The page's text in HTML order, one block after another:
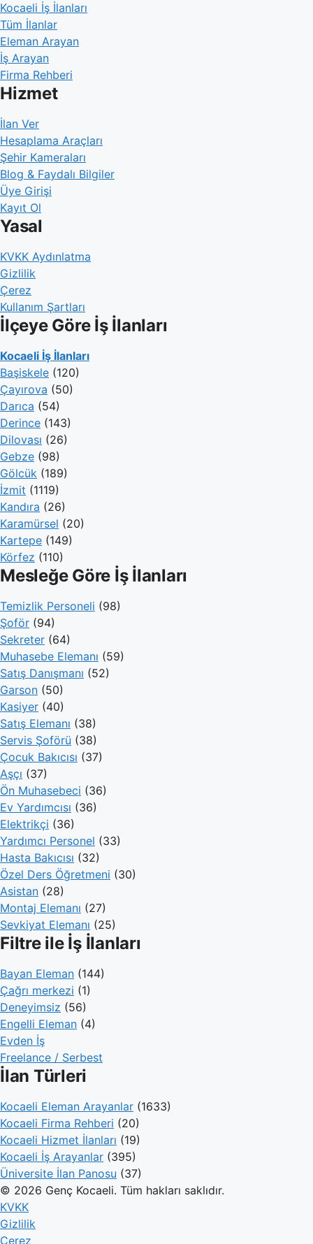
Kocaeli İş İlanları
Tüm İlanlar
Eleman Arayan
İş Arayan
Firma Rehberi
Hizmet
İlan Ver
Hesaplama Araçları
Şehir Kameraları
Blog & Faydalı Bilgiler
Üye Girişi
Kayıt Ol
Yasal
KVKK Aydınlatma
Gizlilik
Çerez
Kullanım Şartları
İlçeye Göre İş İlanları
Kocaeli İş İlanları
Başiskele (120)
Çayırova (50)
Darıca (54)
Derince (143)
Dilovası (26)
Gebze (98)
Gölcük (189)
İzmit (1119)
Kandıra (26)
Karamürsel (20)
Kartepe (149)
Körfez (110)
Mesleğe Göre İş İlanları
Temizlik Personeli (98)
Şoför (94)
Sekreter (64)
Muhasebe Elemanı (59)
Satış Danışmanı (52)
Garson (50)
Kasiyer (40)
Satış Elemanı (38)
Servis Şoförü (38)
Çocuk Bakıcısı (37)
Aşçı (37)
Ön Muhasebeci (36)
Ev Yardımcısı (36)
Elektrikçi (36)
Yardımcı Personel (33)
Hasta Bakıcısı (32)
Özel Ders Öğretmeni (30)
Asistan (28)
Montaj Elemanı (27)
Sevkiyat Elemanı (25)
Filtre ile İş İlanları
Bayan Eleman (144)
Çağrı merkezi (1)
Deneyimsiz (56)
Engelli Eleman (4)
Evden İş
Freelance / Serbest
İlan Türleri
Kocaeli Eleman Arayanlar (1633)
Kocaeli Firma Rehberi (20)
Kocaeli Hizmet İlanları (19)
Kocaeli İş Arayanlar (395)
Üniversite İlan Panosu (37)
© 2026 Genç Kocaeli. Tüm hakları saklıdır.
KVKK
Gizlilik
Çerez